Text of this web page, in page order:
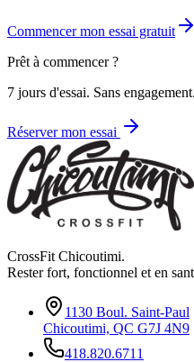
Commencer mon essai gratuit
Prêt à commencer ?
7 jours d'essai. Sans engagement.
Réserver mon essai
CrossFit Chicoutimi.
Rester fort, fonctionnel et en
1130 Boul. Saint-Paul
Chicoutimi, QC G7J 4N9
418.820.6711